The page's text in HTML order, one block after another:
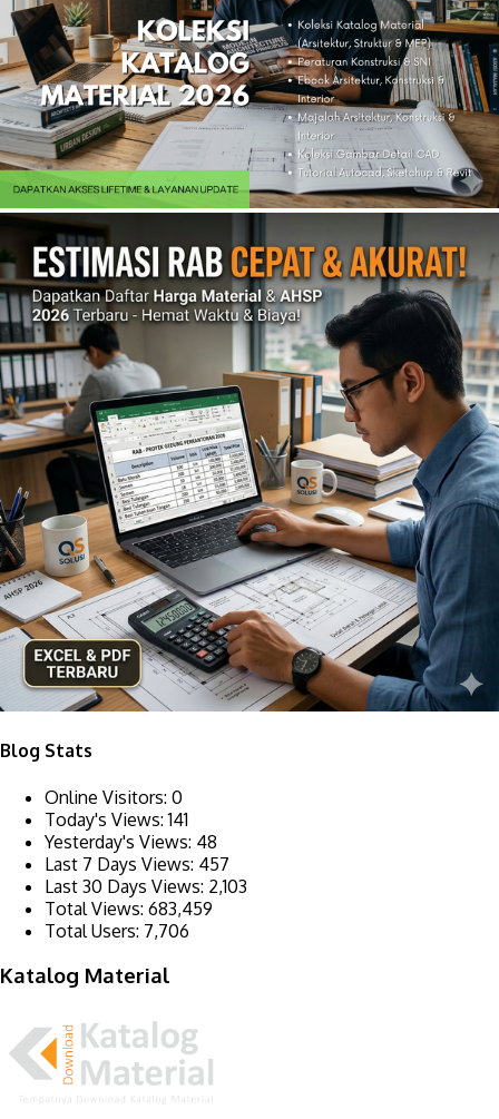
Blog Stats
Online Visitors: 0
Today's Views:141
Yesterday's Views: 48
Last 7 Days Views: 457
Last 30 Days Views: 2,103
Total Views: 683,459
Total Users: 7,706
Katalog Material